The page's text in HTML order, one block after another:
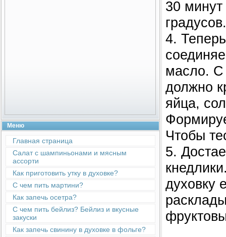
Меню
Главная страница
Салат с шампиньонами и мясным
ассорти
Как приготовить утку в духовке?
С чем пить мартини?
Как запечь осетра?
С чем пить бейлиз? Бейлиз и вкусные
закуски
Как запечь свинину в духовке в фольге?
30 минут
градусов.
4.
масло. С
должно
яйца,
Чтобы
5.
духовку